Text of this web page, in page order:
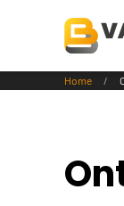
Terug naar
Home